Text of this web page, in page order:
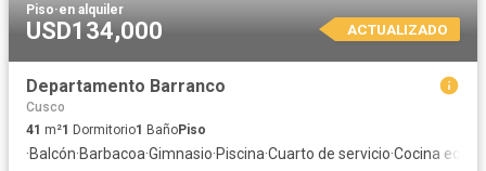
Piso·en alquiler
USD134,000 ACTUALIZADO
Departamento Barranco
Cusco
41 m²1 Dormitorio1 BañoPiso
·Balcón·Barbacoa·Gimnasio·Piscina·Cuarto de servicio·Cocina